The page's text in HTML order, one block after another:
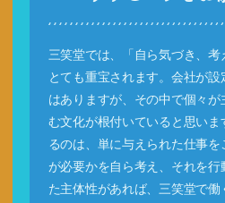
三笑堂では、「自ら気づき、
とても重宝されます。会社が
はありますが、その中で個々が
む文化が根付いていると思い
るのは、単に与えられた仕事
が必要かを自ら考え、それを行
た主体性があれば、三笑堂で働